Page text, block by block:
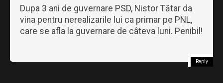
Dupa 3 ani de guvernare PSD, Nistor Tătar da
vina pentru nerealizarile lui ca primar pe PNL,
care se afla la guvernare de câteva luni. Penibil!
Reply